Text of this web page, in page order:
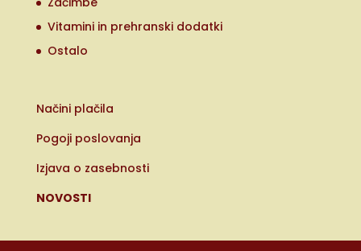
Vitamini in prehranski dodatki
Ostalo
Načini plačila
Pogoji poslovanja
Izjava o zasebnosti
NOVOSTI